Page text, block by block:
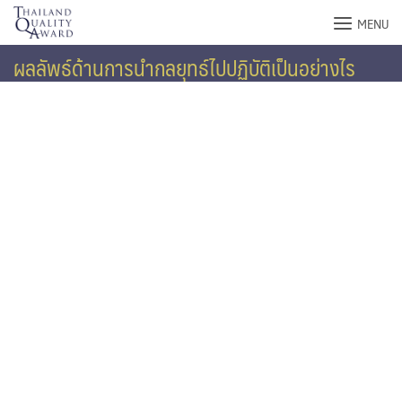
Skip
content
MENU
ผลลัพธ์ด้านการนำกลยุทธ์ไปปฏิบัติเป็นอย่างไร